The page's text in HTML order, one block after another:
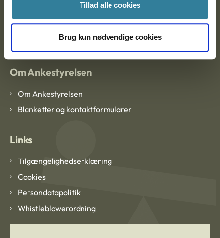
Tillad alle cookies
Brug kun nødvendige cookies
EAN: 57 98 000 35 48 21
CVR: 1007 4002
Om Ankestyrelsen
Om Ankestyrelsen
Blanketter og kontaktformularer
Links
Tilgængelighedserklæring
Cookies
Persondatapolitik
Whistleblowerordning